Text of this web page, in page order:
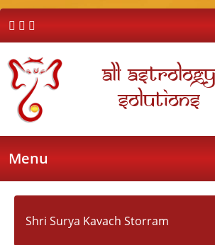
All Astrology
Solutions
Menu
Shri Surya Kavach Storram